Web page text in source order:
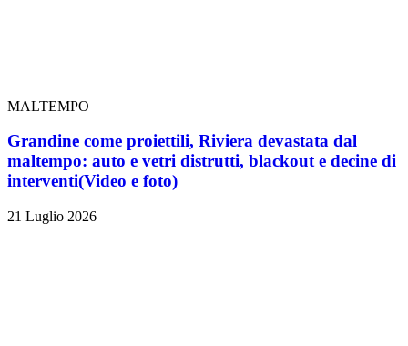
MALTEMPO
Grandine come proiettili, Riviera devastata dal
maltempo: auto e vetri distrutti, blackout e decine di
interventi(Video e foto)
21 Luglio 2026